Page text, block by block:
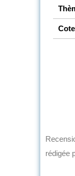
Cote
rédigée